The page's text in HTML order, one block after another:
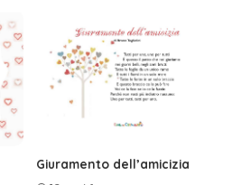
Giuramento dell’amicizia